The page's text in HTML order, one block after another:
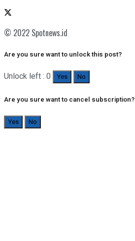
© 2022 Spotnews.id
Are you sure want to unlock this post?
Unlock left : 0 Yes No
Are you sure want to cancel subscription?
Yes No